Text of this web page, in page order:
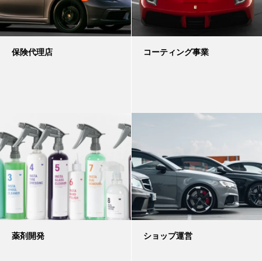
保険代理店 コーティング事業
薬剤開発 ショップ運営